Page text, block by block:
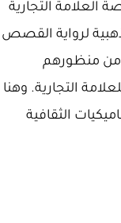
العلامة التجارية
لرواية القصص
من منظورهم
التجارية. وهنا
الثقافية